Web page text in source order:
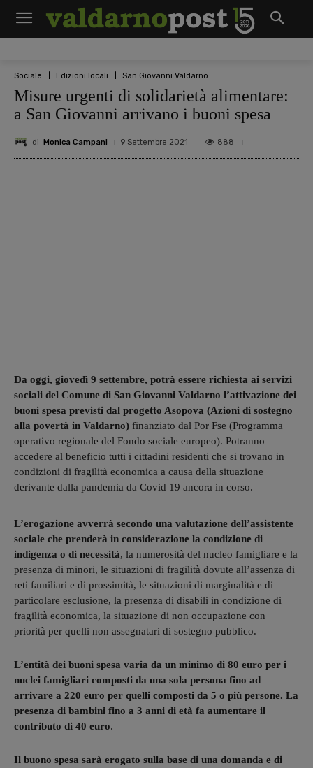
Sociale Edizioni locali San Giovanni Valdarno
Misure urgenti di solidarietà alimentare:
a San Giovanni arrivano i buoni spesa
di Monica Campani 9 Settembre 2021 888
Da oggi, giovedì 9 settembre, potrà essere richiesta ai servizi
sociali del Comune di San Giovanni Valdarno l’attivazione dei
buoni spesa previsti dal progetto Asopova (Azioni di sostegno
alla povertà in Valdarno) finanziato dal Por Fse (Programma
operativo regionale del Fondo sociale europeo). Potranno
accedere al beneficio tutti i cittadini residenti che si trovano in
condizioni di fragilità economica a causa della situazione
derivante dalla pandemia da Covid 19 ancora in corso.
L’erogazione avverrà secondo una valutazione dell’assistente
sociale che prenderà in considerazione la condizione di
indigenza o di necessità, la numerosità del nucleo famigliare e la
presenza di minori, le situazioni di fragilità dovute all’assenza di
reti familiari e di prossimità, le situazioni di marginalità e di
particolare esclusione, la presenza di disabili in condizione di
fragilità economica, la situazione di non occupazione con
priorità per quelli non assegnatari di sostegno pubblico.
L’entità dei buoni spesa varia da un minimo di 80 euro per i
nuclei famigliari composti da una sola persona fino ad
arrivare a 220 euro per quelli composti da 5 o più persone. La
presenza di bambini fino a 3 anni di età fa aumentare il
contributo di 40 euro.
Il buono spesa sarà erogato sulla base di una domanda e di